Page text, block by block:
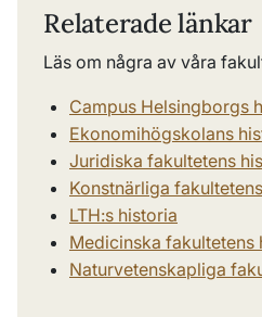
Relaterade länkar
Läs om några av våra
Campus Helsingborgs
Ekonomihögskolans
Juridiska fakultetens
Konstnärliga
LTH:s historia
Medicinska fakultetens
Naturvetenskapliga